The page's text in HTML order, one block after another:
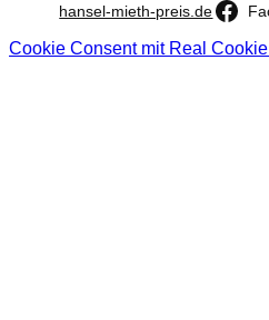
hansel-mieth-preis.de
Cookie Consent mit Real